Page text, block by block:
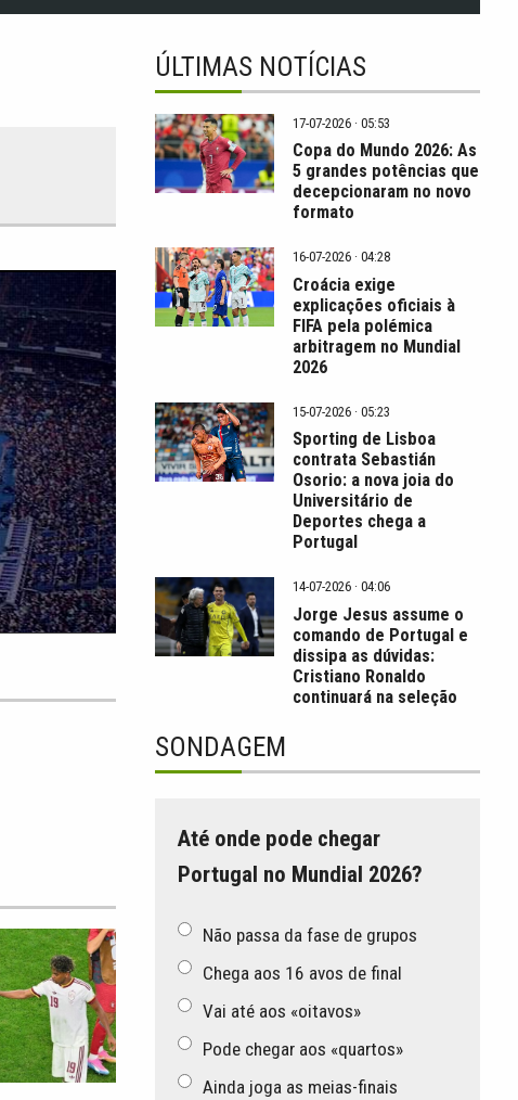
ÚLTIMAS NOTÍCIAS
17-07-2026 · 05:53
Copa do Mundo 2026: As
5 grandes potências que
decepcionaram no novo
formato
16-07-2026 · 04:28
Croácia exige
explicações oficiais à
FIFA pela polémica
arbitragem no Mundial
2026
15-07-2026 · 05:23
Sporting de Lisboa
contrata Sebastián
Osorio: a nova joia do
Universitário de
Deportes chega a
Portugal
14-07-2026 · 04:06
Jorge Jesus assume o
comando de Portugal e
dissipa as dúvidas:
Cristiano Ronaldo
continuará na seleção
SONDAGEM
Até onde pode chegar
Portugal no Mundial 2026?
Não passa da fase de grupos
Chega aos 16 avos de final
Vai até aos «oitavos»
Pode chegar aos «quartos»
Ainda joga as meias-finais